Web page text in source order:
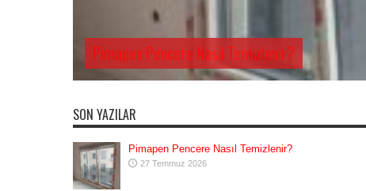
Pimapen Pencere Nasıl Temizlenir?
SON YAZILAR
Pimapen Pencere Nasıl Temizlenir?
27 Temmuz 2026